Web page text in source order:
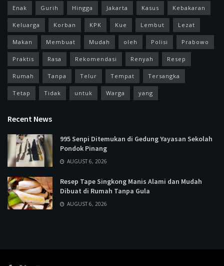
Enak Gurih Hingga Jakarta Kasus Kebakaran
Keluarga Korban KPK Kue Lembut Lezat
Makan Membuat Mudah oleh Polisi Prabowo
Praktis Rasa Rekomendasi Renyah Resep
Rumah Tanpa Telur Tempat Tersangka
Tetap Tidak untuk Warga yang
Recent News
995 Senpi Ditemukan di Gedung Yayasan Sekolah
Pondok Pinang
AUGUST 6, 2026
Resep Tape Singkong Manis Alami dan Mudah
Dibuat di Rumah Tanpa Gula
AUGUST 6, 2026